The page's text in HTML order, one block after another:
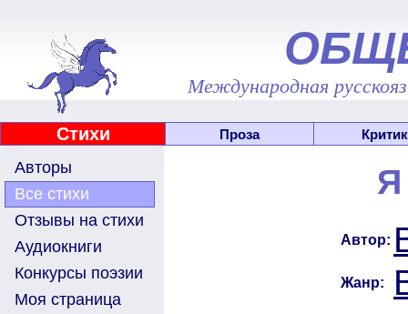
Международная
Стихи Проза
Авторы
Все стихи
Отзывы на стихи
Аудиокниги
Конкурсы поэзии
Моя страница
Я
Автор:
Жанр: